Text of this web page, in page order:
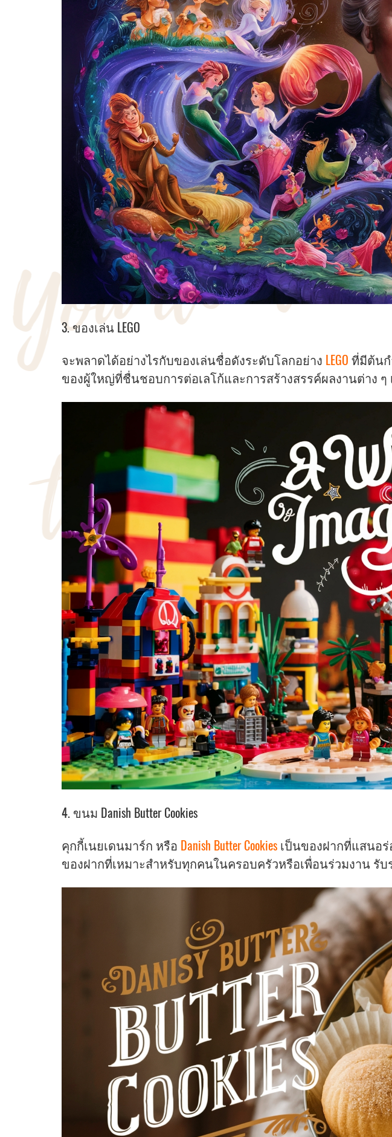
3. ของเล่น LEGO
จะพลาดได้อย่างไรกับของเล่นชื่อดังระดับโลกอย่าง LEGO ที่มีต้นก
ของผู้ใหญ่ที่ชื่นชอบการต่อเลโก้และการสร้างสรรค์ผลงานต่าง ๆ
4. ขนม Danish Butter Cookies
คุกกี้เนยเดนมาร์ก หรือ Danish Butter Cookies เป็นของฝากที่แสนอ
ของฝากที่เหมาะสำหรับทุกคนในครอบครัวหรือเพื่อนร่วมงาน รั